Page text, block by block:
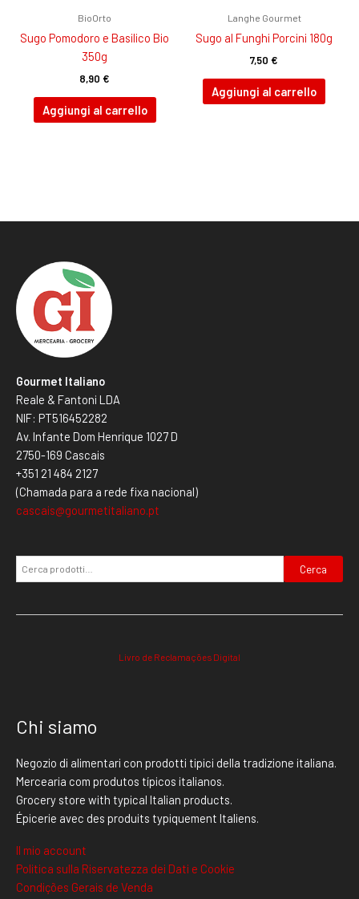
BioOrto
Sugo Pomodoro e Basilico Bio
350g
8,90 €
Aggiungi al carrello
Langhe Gourmet
Sugo al Funghi Porcini 180g
7,50 €
Aggiungi al carrello
Gourmet Italiano
Reale & Fantoni LDA
NIF: PT516452282
Av. Infante Dom Henrique 1027 D
2750-169 Cascais
+351 21 484 2127
(Chamada para a rede fixa nacional)
cascais@gourmetitaliano.pt
Cerca
Livro de Reclamações Digital
Chi siamo
Negozio di alimentari con prodotti tipici della tradizione italiana.
Mercearia com produtos típicos italianos.
Grocery store with typical Italian products.
Épicerie avec des produits typiquement Italiens.
Il mio account
Politica sulla Riservatezza dei Dati e Cookie
Condições Gerais de Venda